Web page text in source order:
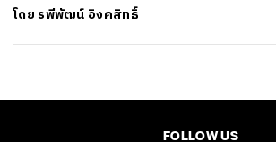
โดย รพีพัฒน์ อิงคสิทธิ์
FOLLOW US